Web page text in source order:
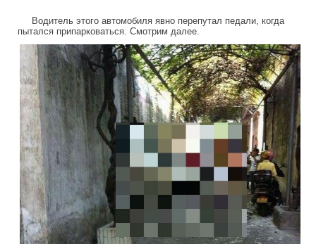
Водитель этого автомобиля явно перепутал педали, когда
пытался припарковаться. Смотрим далее.
tight_parking.jpg